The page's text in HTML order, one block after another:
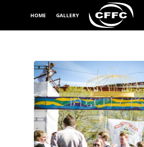
HOME GALLERY
Exponeringstid
1/3200 sek
Bländare
f/1.8